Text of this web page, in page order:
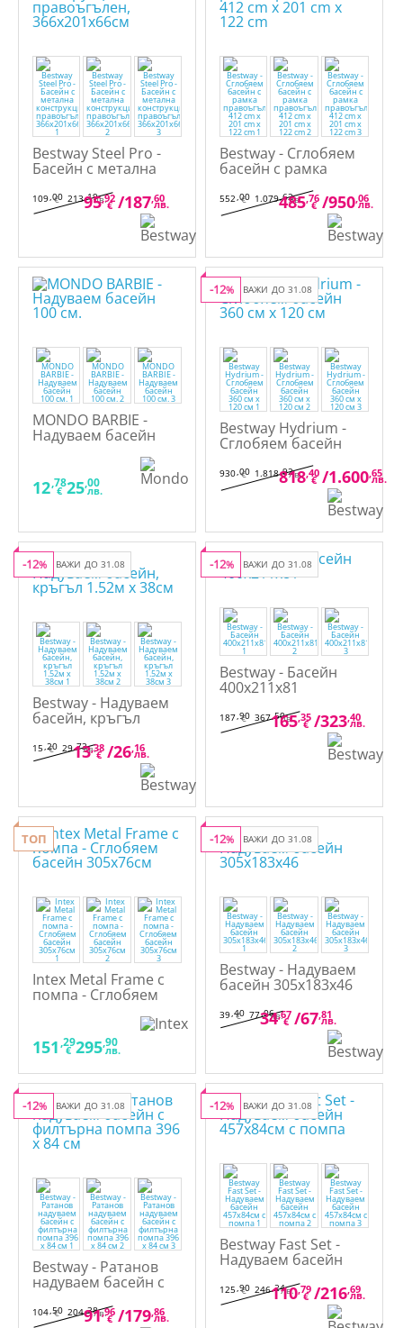
Bestway Steel Pro -
Басейн с метална
правоъгълен,
366x201x66см
109,00
€ 213,19лв.
95,92
€ /187,60
лв.
Bestway - Сглобяем
басейн с рамка
правоъгълен, 412
cm x 201 cm x 122 cm
552,00
€ 1.079,62лв.
485,76
€ /950,06
лв.
MONDO BARBIE -
Надуваем басейн
100 см.
12,78
€ 25,00
лв.
ВАЖИ ДО 31.08
-12%
Bestway Hydrium -
Сглобяем басейн
930,00
€ 1.818,92лв.
818,40
€ /1.600,65
лв.
ВАЖИ ДО 31.08
-12%
Bestway - Надуваем
басейн, кръгъл
1.52м x 38см
15,20
€ 29,73лв.
13,38
€ /26,16
лв.
ВАЖИ ДО 31.08
-12%
Bestway - Басейн
400x211x81
187,90
€ 367,50лв.
165,35
€ /323,40
лв.
ТОП
Intex Metal Frame с
помпа - Сглобяем
151,29
€ 295,90
лв.
ВАЖИ ДО 31.08
-12%
Bestway - Надуваем
басейн 305х183х46
39,40
€ 77,06лв.
34,67
€ /67,81
лв.
ВАЖИ ДО 31.08
-12%
Bestway - Ратанов
надуваем басейн с
филтърна помпа 396
x 84 см
104,50
€ 204,38лв.
91,96
€ /179,86
лв.
ВАЖИ ДО 31.08
-12%
Bestway Fast Set -
Надуваем басейн
457х84см с помпа
125,90
€ 246,24лв.
110,79
€ /216,69
лв.